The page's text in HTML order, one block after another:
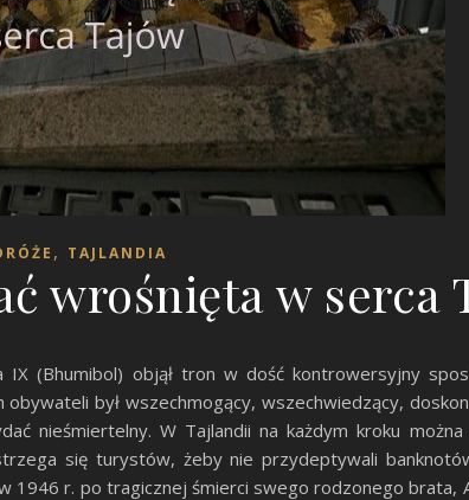
, TAJLANDIA
wrośnięta w serca
(Bhumibol) objął tron w dość kontrowersyjny
był wszechmogący, wszechwiedzący,
nieśmiertelny. W Tajlandii na każdym kroku
się turystów, żeby nie przydeptywali
1946 r. po tragicznej śmierci swego rodzonego brata,